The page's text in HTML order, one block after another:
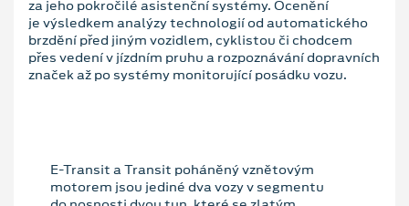
za jeho pokročilé asistenční systémy. Ocenění
je výsledkem analýzy technologií od automatického
brzdění před jiným vozidlem, cyklistou či chodcem
přes vedení v jízdním pruhu a rozpoznávání dopravních
značek až po systémy monitorující posádku vozu.
E-Transit a Transit poháněný vznětovým
motorem jsou jediné dva vozy v segmentu